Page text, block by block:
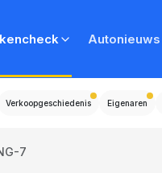
Autonieuws
Verkoopgeschiedenis Eigenaren
7